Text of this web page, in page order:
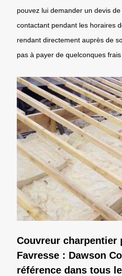
pouvez lui demander un devis
contactant pendant les horaires
rendant directement auprès de
pas à payer de quelconques
Couvreur charpentier
Favresse : Dawson
référence dans tous